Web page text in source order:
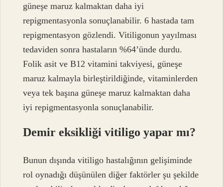
güneşe maruz kalmaktan daha iyi
repigmentasyonla sonuçlanabilir. 6 hastada tam
repigmentasyon gözlendi. Vitiligonun yayılması
tedaviden sonra hastaların %64’ünde durdu.
Folik asit ve B12 vitamini takviyesi, güneşe
maruz kalmayla birleştirildiğinde, vitaminlerden
veya tek başına güneşe maruz kalmaktan daha
iyi repigmentasyonla sonuçlanabilir.
Demir eksikliği vitiligo yapar mı?
Bunun dışında vitiligo hastalığının gelişiminde
rol oynadığı düşünülen diğer faktörler şu şekilde